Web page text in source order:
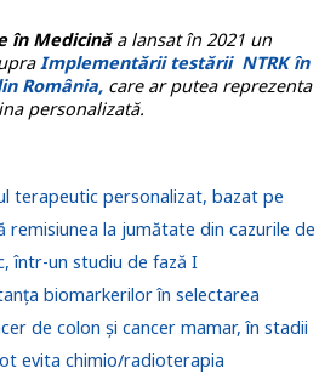
în Medicină a lansat în 2021 un
Implementării testării NTRK în
România,care ar putea reprezenta
personalizată.
terapeutic personalizat, bazat pe
remisiunea la jumătate din cazurile de
într-un studiu de fază I
biomarkerilor în selectarea
de colon și cancer mamar, în stadii
evita chimio/radioterapia